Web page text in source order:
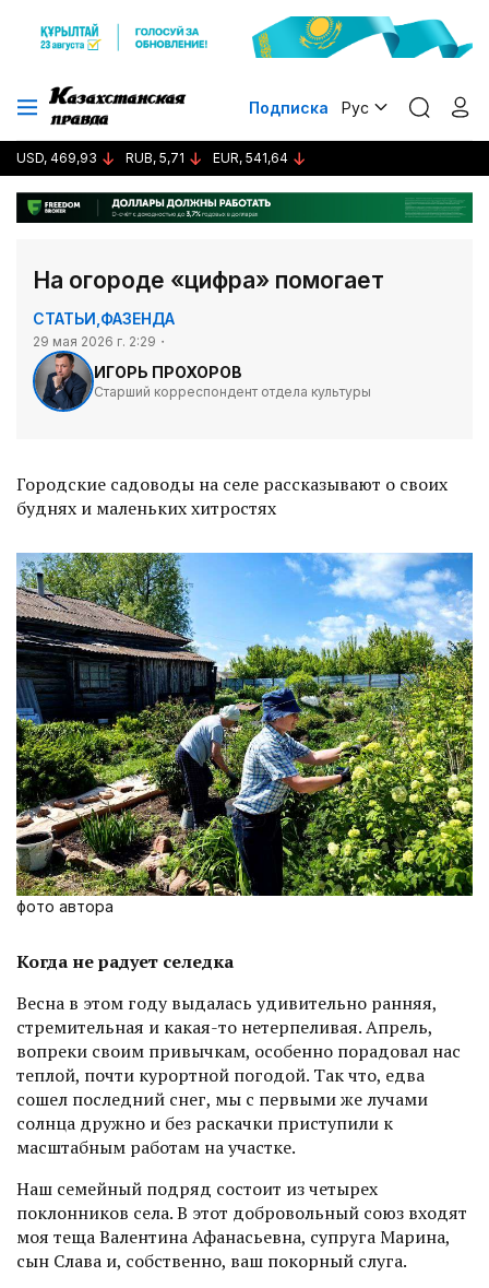
Подписка Рус
USD, 469,93 RUB, 5,71 EUR, 541,64
На огороде «цифра» помогает
СТАТЬИ ФАЗЕНДА
29 мая 2026 г. 2:29
ИГОРЬ ПРОХОРОВ
Старший корреспондент отдела культуры
Городские садоводы на селе рассказывают о своих
буднях и маленьких хитростях
фото автора
Когда не радует селедка
Весна в этом году выдалась удивительно ранняя,
стремительная и какая-то нетерпеливая. Апрель,
вопреки своим привычкам, особенно порадовал нас
теплой, почти курорт­ной погодой. Так что, едва
сошел последний снег, мы с первыми же лучами
солнца дружно и без раскачки приступили к
масштабным работам на участке.
Наш семейный подряд сос­тоит из четырех
поклонников села. В этот добровольный союз входят
моя теща Валентина Афанасьевна, супруга Марина,
сын Слава и, собственно, ваш покорный слуга.